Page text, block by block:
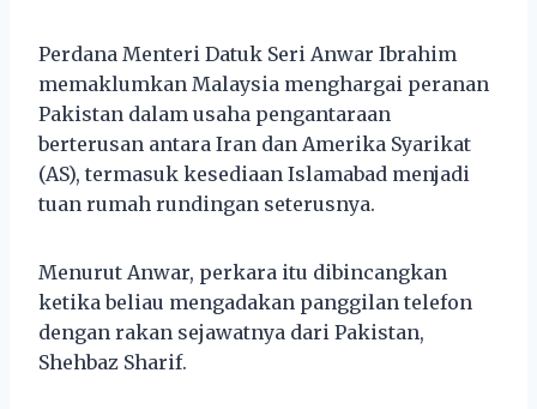
Perdana Menteri Datuk Seri Anwar Ibrahim
memaklumkan Malaysia menghargai peranan
Pakistan dalam usaha pengantaraan
berterusan antara Iran dan Amerika Syarikat
(AS), termasuk kesediaan Islamabad menjadi
tuan rumah rundingan seterusnya.
Menurut Anwar, perkara itu dibincangkan
ketika beliau mengadakan panggilan telefon
dengan rakan sejawatnya dari Pakistan,
Shehbaz Sharif.